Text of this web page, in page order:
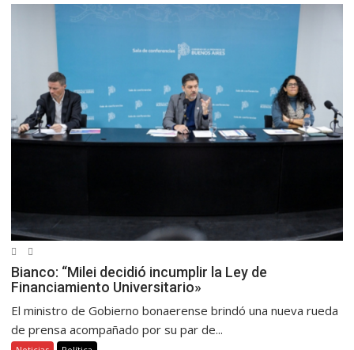
Bianco: “Milei decidió incumplir la Ley de
Financiamiento Universitario»
El ministro de Gobierno bonaerense brindó una nueva rueda
de prensa acompañado por su par de...